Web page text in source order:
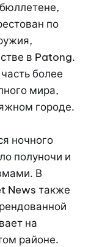
по
в Patong.
более
мира,
городе.
ночного
полуночи и
В
News также
на
районе.